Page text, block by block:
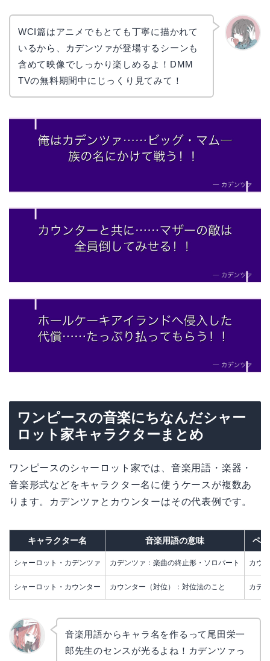
WCI篇はアニメでもとても丁寧に描かれて
いるから、カデンツァが登場するシーンも
含めて映像でしっかり楽しめるよ！DMM
TVの無料期間中にじっくり見てみて！
ワンピースの音楽にちなんだシャー
ロット家キャラクターまとめ
ワンピースのシャーロット家では、音楽用語・楽器・
音楽形式などをキャラクター名に使うケースが複数あ
ります。カデンツァとカウンターはその代表例です。
キャラクター名 音楽用語の意味 ペ
シャーロット・カデンツァ カデンツァ：楽曲の終止形・ソロパート カウ
シャーロット・カウンター カウンター（対位）：対位法のこと カデ
音楽用語からキャラ名を作るって尾田栄一
郎先生のセンスが光るよね！カデンツァっ